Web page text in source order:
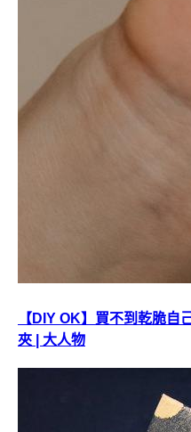
【DIY OK】買不到乾脆自
夾 | 大人物